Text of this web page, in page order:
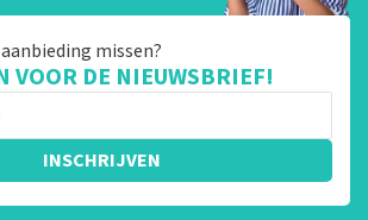
missen?
VOOR DE NIEUWSBRIEF!
INSCHRIJVEN